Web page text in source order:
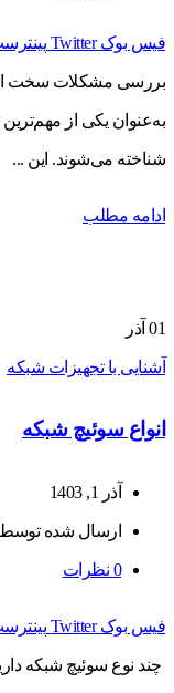
فیس بوک Twitter
بررسی مشکلات سخت
به‌عنوان یکی از
شناخته می‌شوند. این ...
ادامه مطلب
01 آذر
آشنایی با تجهیزات شبکه
انواع سوئیچ شبکه
آذر 1, 1403
ارسال شده
0 نظرات
فیس بوک Twitter
چند نوع سوئیچ شبکه